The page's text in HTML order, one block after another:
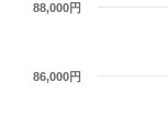
86,000円
88,000円